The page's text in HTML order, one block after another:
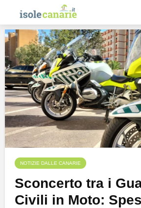
NOTIZIE DALLE CANARIE
Sconcerto tra i
Civili in Moto: